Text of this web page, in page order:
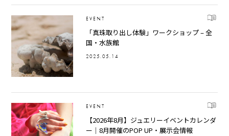
EVENT
「真珠取り出し体験」ワークショップ – 全
国・水族館
2025.05.14
EVENT
【2026年8月】ジュエリーイベントカレンダ
ー｜8月開催のPOP UP・展示会情報